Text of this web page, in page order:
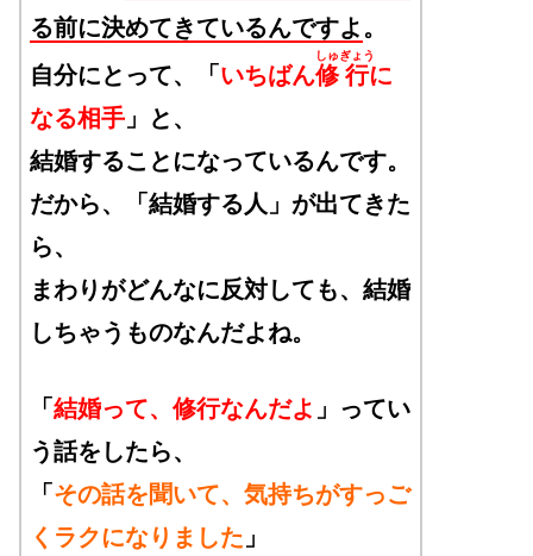
る前に決めてきているんですよ 。
自分にとって、「 いちばん修
しゅ
行
ぎょう
に
なる相手 」と、
結婚することになっているんです。
だから、「結婚する人」が出てきた
ら、
まわりがどんなに反対しても、結婚
しちゃうものなんだよね。
「 結婚って、修行なんだよ 」ってい
う話をしたら、
「 その話を聞いて、気持ちがすっご
くラクになりました 」